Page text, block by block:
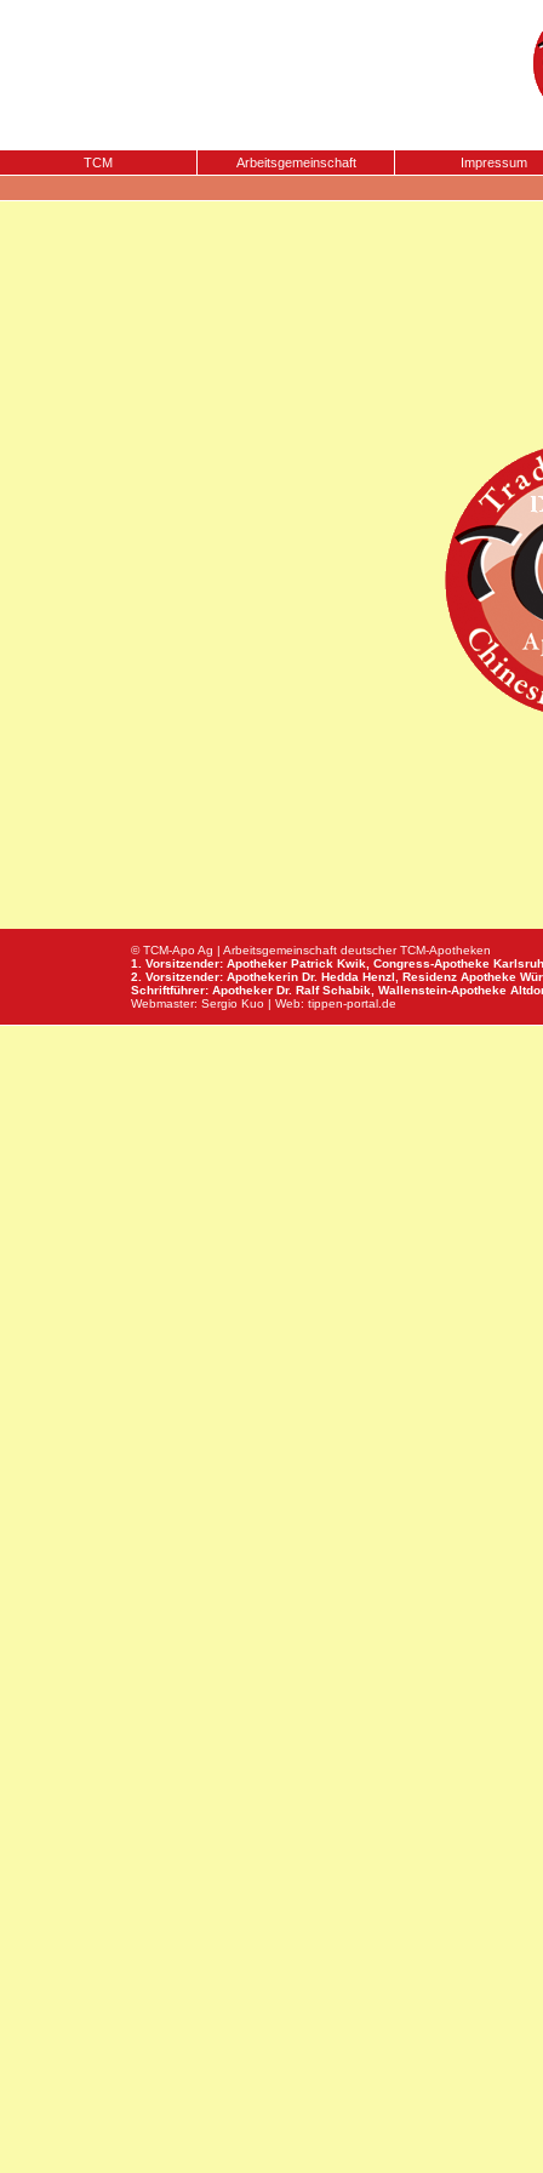
TCM Arbeitsgemeinschaft Impressum
© TCM-Apo Ag | Arbeitsgemeinschaft deutscher TCM-Apotheken
1. Vorsitzender: Apotheker Patrick Kwik, Congress-Apotheke
2. Vorsitzender: Apothekerin Dr. Hedda Henzl, Residenz Apotheke
Schriftführer: Apotheker Dr. Ralf Schabik, Wallenstein-Apotheke
Webmaster: Sergio Kuo | Web: tippen-portal.de